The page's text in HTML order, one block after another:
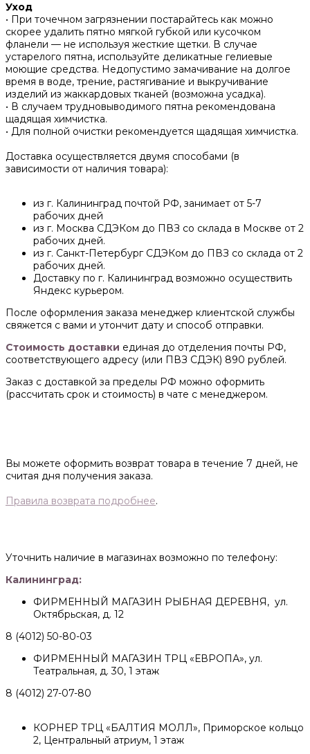
Уход
• При точечном загрязнении постарайтесь как можно
скорее удалить пятно мягкой губкой или кусочком
фланели — не используя жесткие щетки. В случае
устарелого пятна, используйте деликатные гелиевые
моющие средства. Недопустимо замачивание на долгое
время в воде, трение, растягивание и выкручивание
изделий из жаккардовых тканей (возможна усадка).
• В случаем трудновыводимого пятна рекомендована
щадящая химчистка.
• Для полной очистки рекомендуется щадящая химчистка.
Доставка осуществляется двумя способами (в
зависимости от наличия товара):
из г. Калининград почтой РФ, занимает от 5-7
рабочих дней
из г. Москва СДЭКом до ПВЗ со склада в Москве от 2
рабочих дней.
из г. Санкт-Петербург СДЭКом до ПВЗ со склада от 2
рабочих дней.
Доставку по г. Калининград возможно осуществить
Яндекс курьером.
После оформления заказа менеджер клиентской службы
свяжется с вами и утончит дату и способ отправки.
Стоимость доставки единая до отделения почты РФ,
соответствующего адресу (или ПВЗ СДЭК) 890 рублей.
Заказ с доставкой за пределы РФ можно оформить
(рассчитать срок и стоимость) в чате с менеджером.
Вы можете оформить возврат товара в течение 7 дней, не
считая дня получения заказа.
Правила возврата подробнее.
Уточнить наличие в магазинах возможно по телефону:
Калининград:
ФИРМЕННЫЙ МАГАЗИН РЫБНАЯ ДЕРЕВНЯ, ул.
Октябрьская, д. 12
8 (4012) 50-80-03
ФИРМЕННЫЙ МАГАЗИН ТРЦ «ЕВРОПА», ул.
Театральная, д. 30, 1 этаж
8 (4012) 27-07-80
КОРНЕР ТРЦ «БАЛТИЯ МОЛЛ», Приморское кольцо
2, Центральный атриум, 1 этаж